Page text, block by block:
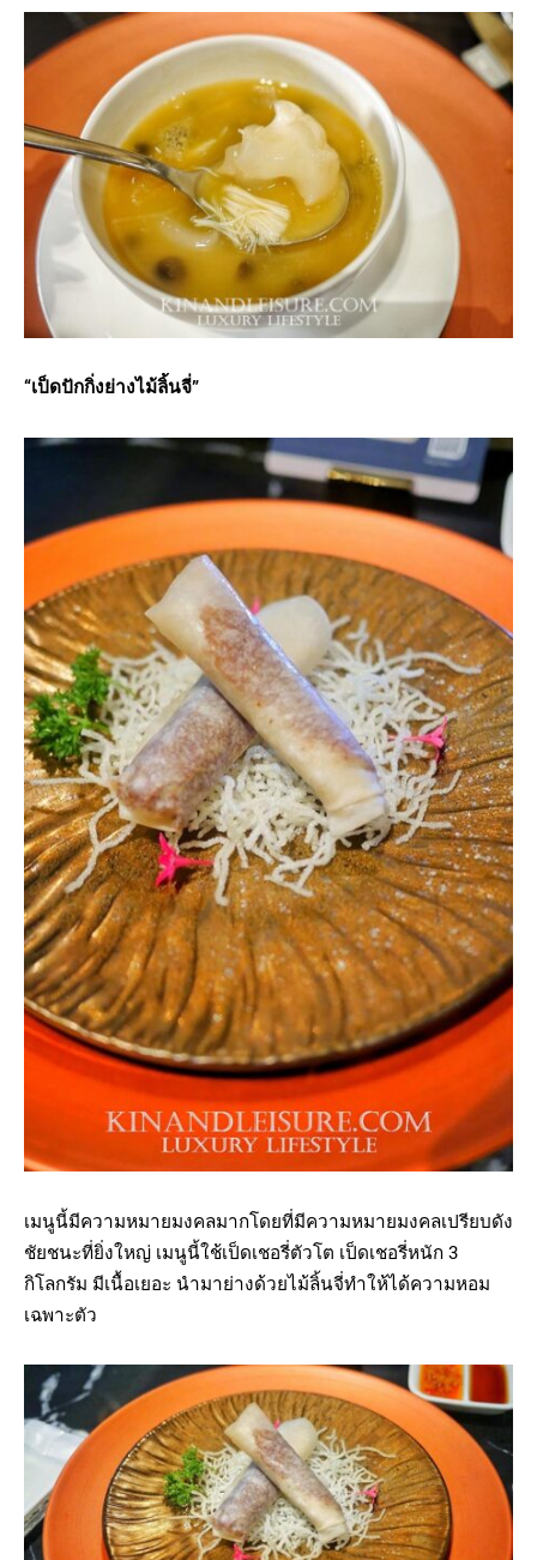
“เป็ดปักกิ่งย่างไม้ลิ้นจี่”
เมนูนี้มีความหมายมงคลมากโดยที่มีความหมายมงคลเปรียบดัง
ชัยชนะที่ยิ่งใหญ่ เมนูนี้ใช้เป็ดเชอรี่ตัวโต เป็ดเชอรี่หนัก 3
กิโลกรัม มีเนื้อเยอะ นำมาย่างด้วยไม้ลิ้นจี่ทำให้ได้ความหอม
เฉพาะตัว